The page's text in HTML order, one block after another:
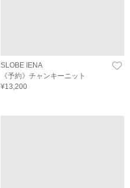
SLOBE IENA
《予約》チャンキーニット
¥13,200